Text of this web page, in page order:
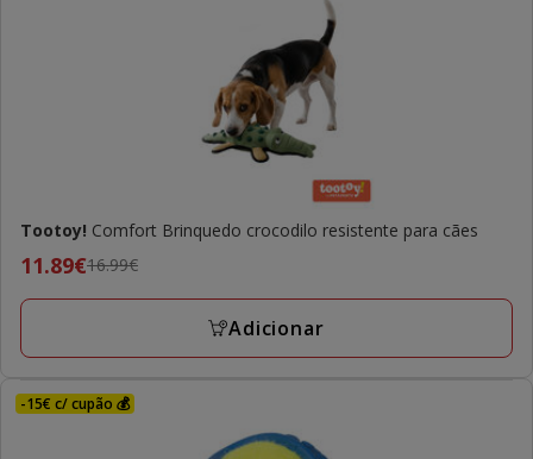
Tootoy! Comfort Brinquedo crocodilo resistente para cães
Preço
anterior
preço
11.89€
11.89€16.99€
Adicionar
-15€ c/ cupão 💰